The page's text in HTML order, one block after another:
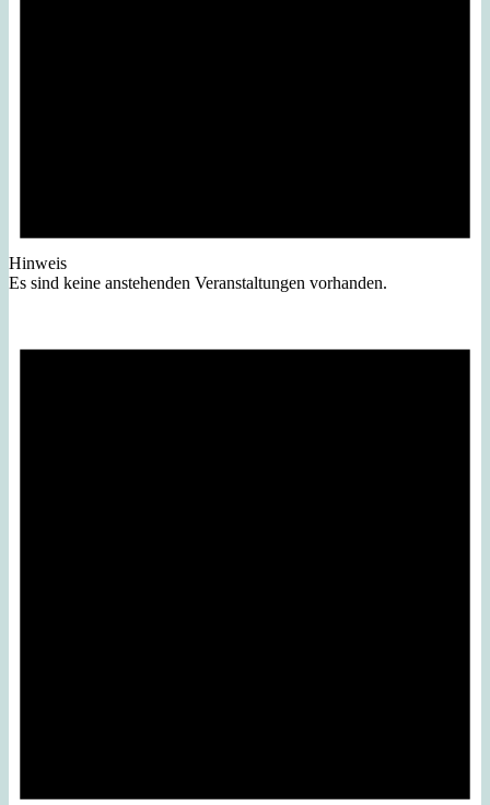
Hinweis
Es sind keine anstehenden Veranstaltungen vorhanden.